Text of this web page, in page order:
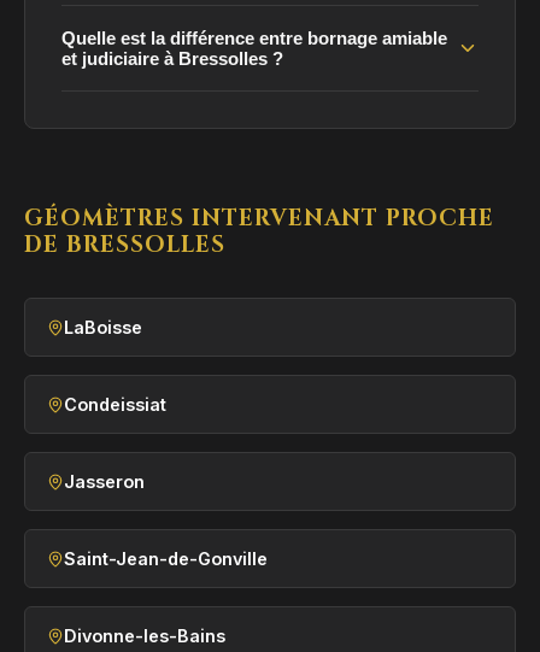
Quelle est la différence entre bornage amiable
et judiciaire à Bressolles ?
GÉOMÈTRES INTERVENANT PROCHE
DE BRESSOLLES
LaBoisse
Condeissiat
Jasseron
Saint-Jean-de-Gonville
Divonne-les-Bains